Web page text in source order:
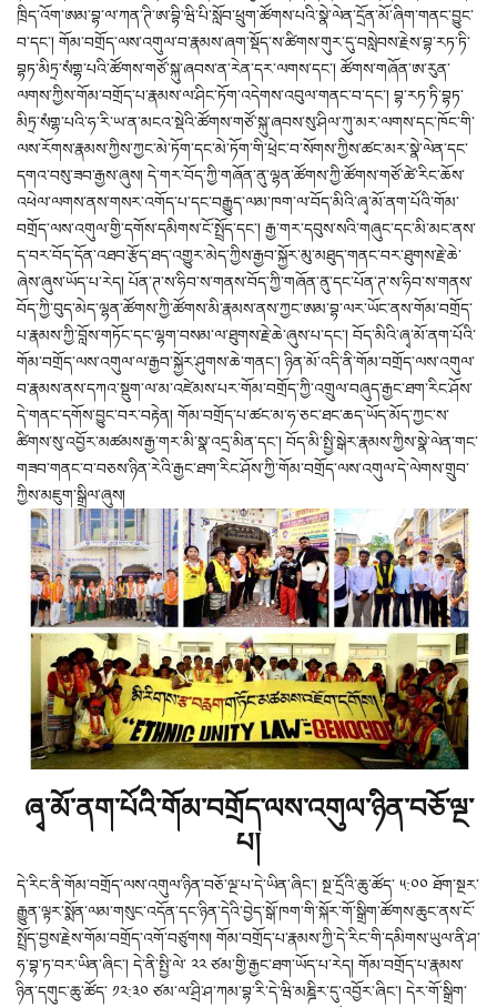
ཁྲིད་འོག་ཨམ་བྷ་ལ་ཀན་ཊི་ཨ་བྷི་ཝི་པི་སློབ་ཕྲུག་ཚོགས་པའི་སྣེ་ལེན་དྲོན་མོ་ཞིག་གནང་བྱུང་
བ་དང་། གོམ་བགྲོད་ལས་འགུལ་བ་རྣམས་ཞག་སྡོད་ས་ཚིགས་གུར་དུ་བསླེབས་རྗེས་བྷ་རཏ་ཏི་
བྷཏ་མིཏྲ་སཾགྷ་པའི་ཚོགས་གཙོ་སྐུ་ཞབས་ན་རེན་དར་ལགས་དང་། ཚོགས་གཞོན་ཨ་རུན་
ལགས་ཀྱིས་གོམ་བགྲོད་པ་རྣམས་ལ་ཤིང་ཏོག་འདེགས་འབུལ་གནང་བ་དང་། བྷ་རཏ་ཏི་བྷཏ་
མིཏྲ་སཾགྷ་པའི་ཧ་རི་ཡ་ན་མངའ་སྡེའི་ཚོགས་གཙོ་སྐུ་ཞབས་སུ་ཤིལ་ཀུ་མར་ལགས་དང་ཁོང་གི་
ལས་རོགས་རྣམས་ཀྱིས་ཀྱང་མེ་ཏོག་དང་མེ་ཏོག་གི་ཕྲེང་བ་སོགས་ཀྱིས་ཚང་མར་སྣེ་ལེན་དང་
དགའ་བསུ་ཟབ་རྒྱས་ཞུས། དེ་གར་བོད་ཀྱི་གཞོན་ནུ་ལྷན་ཚོགས་ཀྱི་ཚོགས་གཙོ་ཚེ་རིང་ཆོས་
འཕེལ་ལགས་ནས་གསར་འགོད་པ་དང་བརྒྱུད་ལམ་ཁག་ལ་བོད་མིའི་ཞྭ་མོ་ནག་པོའི་གོམ་
བགྲོད་ལས་འགུལ་གྱི་དགོས་དམིགས་ངོ་སྤྲོད་དང་། རྒྱ་གར་དབུས་སའི་གཞུང་དང་མི་མང་ནས་
ད་བར་བོད་དོན་འཐབ་རྩོད་ཐད་འགྱུར་མེད་ཀྱིས་རྒྱབ་སྐྱོར་མུ་མཐུད་གནང་བར་ཐུགས་རྗེ་ཆེ་
ཞེས་ཞུས་ཡོད་པ་རེད། པོན་ཊ་ས་ཧིབ་ས་གནས་བོད་ཀྱི་གཞོན་ནུ་དང་པོན་ཊ་ས་ཧིབ་ས་གནས་
བོད་ཀྱི་བུད་མེད་ལྷན་ཚོགས་ཀྱི་ཚོགས་མི་རྣམས་ནས་ཀྱང་ཨམ་བྷ་ལར་ཡོང་ནས་གོམ་བགྲོད་
པ་རྣམས་ཀྱི་བློས་གཏོང་དང་ལྷག་བསམ་ལ་ཐུགས་རྗེ་ཆེ་ཞུས་པ་དང་། བོད་མིའི་ཞྭ་མོ་ནག་པོའི་
གོམ་བགྲོད་ལས་འགུལ་ལ་རྒྱབ་སྐྱོར་ཤུགས་ཆེ་གནང་། ཉིན་མོ་འདི་ནི་གོམ་བགྲོད་ལས་འགུལ་
བ་རྣམས་ནས་དཀའ་སྡུག་ལ་མ་འཛེམས་པར་གོམ་བགྲོད་ཀྱི་འགྲུལ་བཞུད་རྒྱང་ཐག་རིང་ཤོས་
དེ་གནང་དགོས་བྱུང་བར་བརྟེན། གོམ་བགྲོད་པ་ཚང་མ་ཧ་ཅང་ཐང་ཆད་ཡོད་མོད་ཀྱང་ས་
ཚིགས་སུ་འབྱོར་མཚམས་རྒྱ་གར་མི་སྣ་འདྲ་མིན་དང་། བོད་མི་སྤྱི་སྒེར་རྣམས་ཀྱིས་སྣེ་ལེན་གང་
གཟབ་གནང་བ་བཅས་ཉིན་རེའི་རྒྱང་ཐག་རིང་ཤོས་ཀྱི་གོམ་བགྲོད་ལས་འགུལ་དེ་ལེགས་གྲུབ་
ཀྱིས་མཇུག་སྒྲིལ་ཞུས།
ཞྭ་མོ་ནག་པོའི་གོམ་བགྲོད་ལས་འགུལ་ཉིན་བཅོ་ལྔ་
པ།
དེ་རིང་ནི་གོམ་བགྲོད་ལས་འགུལ་ཉིན་བཅོ་ལྔ་པ་དེ་ཡིན་ཞིང་། སྔ་དྲོའི་ཆུ་ཚོད་ ༥:༠༠ ཐོག་སྔར་
རྒྱུན་ལྟར་སྨོན་ལམ་གསུང་འདོན་དང་ཉིན་དེའི་བྱེད་སྒོ་ཁག་གི་སྐོར་གོ་སྒྲིག་ཚོགས་ཆུང་ནས་ངོ་
སྤྲོད་བྱས་རྗེས་གོམ་བགྲོད་འགོ་བཙུགས། གོམ་བགྲོད་པ་རྣམས་ཀྱི་དེ་རིང་གི་དམིགས་ཡུལ་ནི་ཤ་
ཧ་བྷ་ཏ་བར་ཡིན་ཞིང་། དེ་ནི་སྤྱི་ལེ་ ༢༢ ཙམ་གྱི་རྒྱང་ཐག་ཡོད་པ་རེད། གོམ་བགྲོད་པ་རྣམས་
ཉིན་དགུང་ཆུ་ཚོད་ ༡༢:༣༠ ཙམ་ལ་ཤྲི་ཤ་ཀམ་བྷ་རི་དེ་ཝི་མཎྜིར་དུ་འབྱོར་ཞིང་། དེར་གོ་སྒྲིག་